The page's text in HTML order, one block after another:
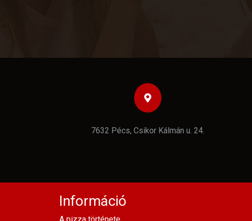
7632 Pécs, Csikor Kálmán u. 24.
Információ